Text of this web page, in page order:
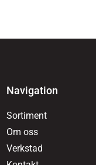
Navigation
Sortiment
Om oss
Verkstad